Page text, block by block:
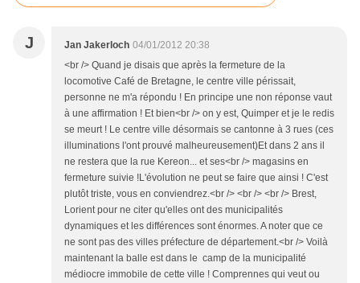
J Jan Jakerloch 04/01/2012 20:38
<br /> Quand je disais que après la fermeture de la
locomotive Café de Bretagne, le centre ville périssait,
personne ne m'a répondu ! En principe une non réponse vaut
à une affirmation ! Et bien<br /> on y est, Quimper et je le redis
se meurt ! Le centre ville désormais se cantonne à 3 rues (ces
illuminations l'ont prouvé malheureusement)Et dans 2 ans il
ne restera que la rue Kereon... et ses<br /> magasins en
fermeture suivie !L'évolution ne peut se faire que ainsi ! C'est
plutôt triste, vous en conviendrez.<br /> <br /> <br /> Brest,
Lorient pour ne citer qu'elles ont des municipalités
dynamiques et les différences sont énormes. A noter que ce
ne sont pas des villes préfecture de département.<br /> Voilà
maintenant la balle est dans le camp de la municipalité
médiocre immobile de cette ville ! Comprennes qui veut ou